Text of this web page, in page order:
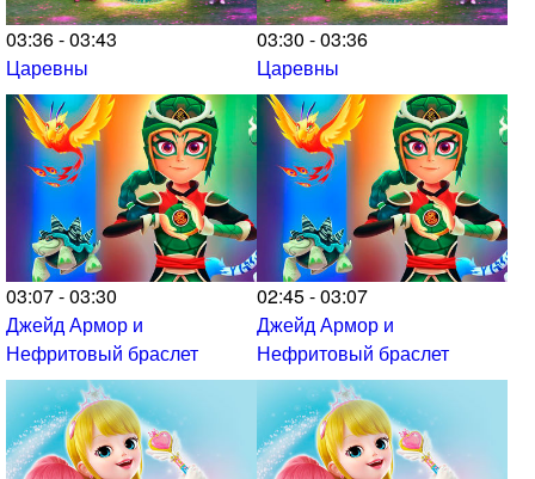
03:36 - 03:43
Царевны
03:30 - 03:36
Царевны
03:07 - 03:30
Джейд Армор и
Нефритовый браслет
02:45 - 03:07
Джейд Армор и
Нефритовый браслет